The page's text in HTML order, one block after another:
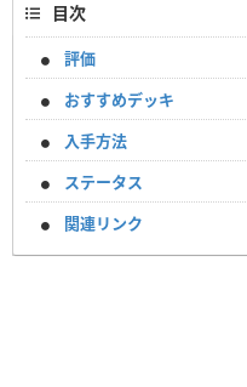
目次
評価
おすすめデッキ
入手方法
ステータス
関連リンク